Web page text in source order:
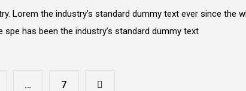
Lorem the industry’s standard dummy text ever since the
has been the industry’s standard dummy text
… 7